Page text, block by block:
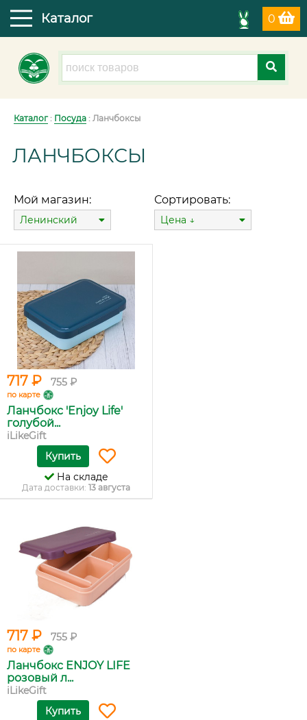
0
Каталог
Каталог: Посуда : Ланчбоксы
ЛАНЧБОКСЫ
Мой магазин:
Ленинский
Сортировать:
Цена ↓
717 ₽ 755 ₽
по карте
Ланчбокс 'Enjoy Life'
голубой...
iLikeGift
Купить
На складе
Дата доставки: 13 августа
717 ₽ 755 ₽
по карте
Ланчбокс ENJOY LIFE
розовый л...
iLikeGift
Купить